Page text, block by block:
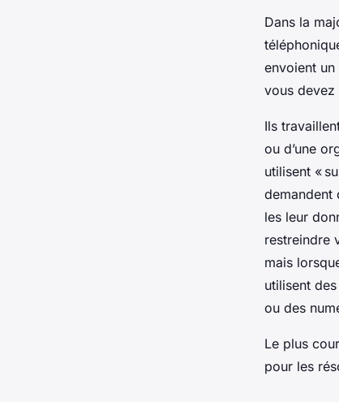
Dans la
envoient un
vous
Ils
ou d’une
utilisent «
demandent
les leur
restreindre
mais
utilisent
ou des
Le plus
pour les